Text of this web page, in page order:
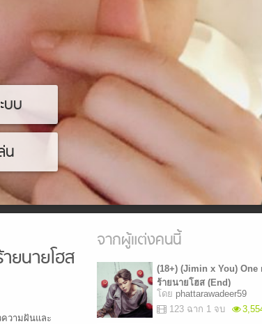
บบ
น
นายโฮส
วามฝันและ
จากผู้แต่งคนนี้
(18+) (Jimin x You)
ร้ายนายโฮส (End)
โดย phattarawadeer59
123 ฉาก 1 จบ